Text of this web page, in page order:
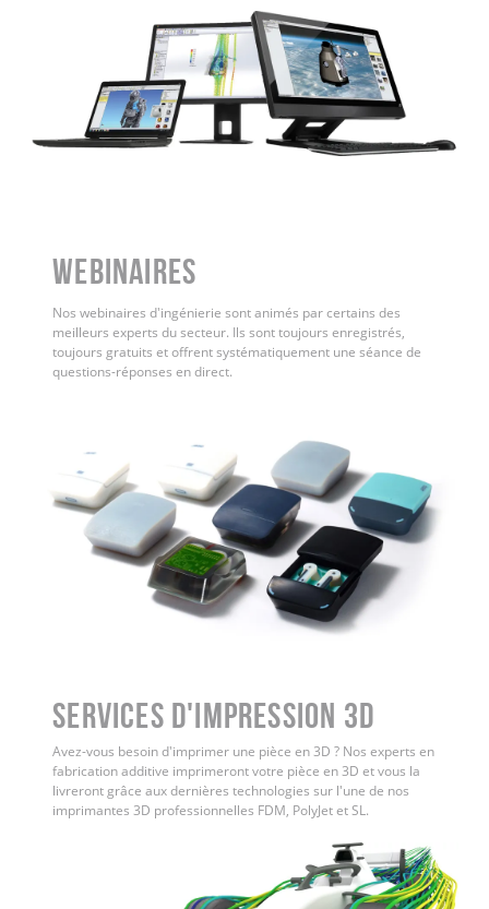
WEBINAIRES
Nos webinaires d'ingénierie sont animés par certains des
meilleurs experts du secteur. Ils sont toujours enregistrés,
toujours gratuits et offrent systématiquement une séance de
questions-réponses en direct.
Services d'impression 3D
Avez-vous besoin d'imprimer une pièce en 3D ? Nos experts en
fabrication additive imprimeront votre pièce en 3D et vous la
livreront grâce aux dernières technologies sur l'une de nos
imprimantes 3D professionnelles FDM, PolyJet et SL.